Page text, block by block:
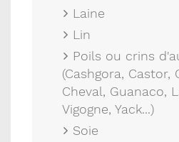
Laine
Lin
Poils ou crins
(Cashgora, Castor,
Cheval, Guanaco,
Vigogne, Yack...)
Soie